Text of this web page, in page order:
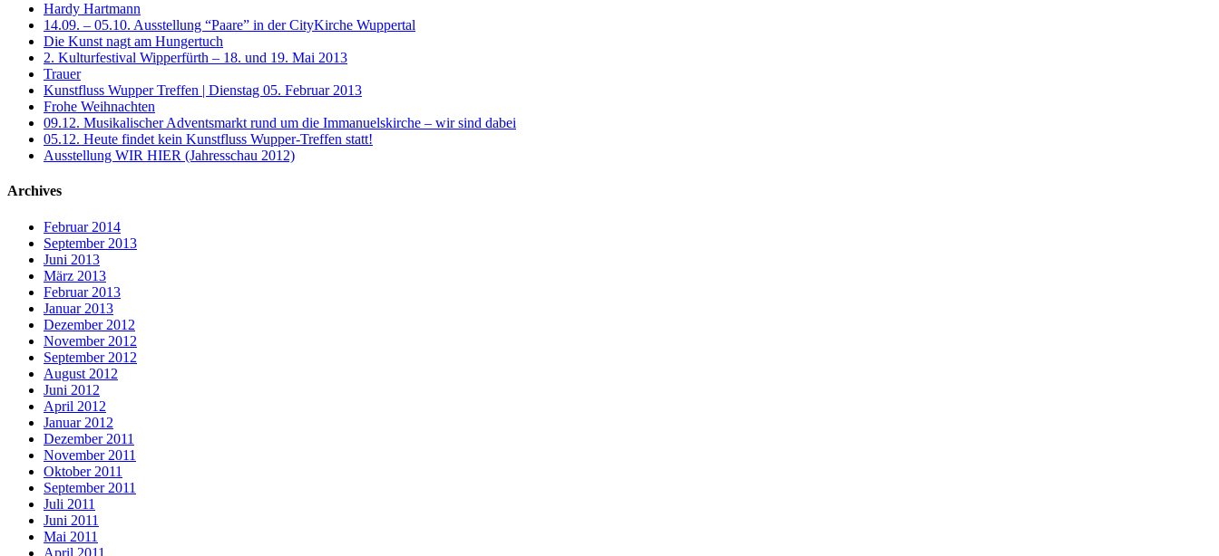
Hardy Hartmann
14.09. – 05.10. Ausstellung “Paare” in der CityKirche Wuppertal
Die Kunst nagt am Hungertuch
2. Kulturfestival Wipperfürth – 18. und 19. Mai 2013
Trauer
Kunstfluss Wupper Treffen | Dienstag 05. Februar 2013
Frohe Weihnachten
09.12. Musikalischer Adventsmarkt rund um die Immanuelskirche – wir sind dabei
05.12. Heute findet kein Kunstfluss Wupper-Treffen statt!
Ausstellung WIR HIER (Jahresschau 2012)
Archives
Februar 2014
September 2013
Juni 2013
März 2013
Februar 2013
Januar 2013
Dezember 2012
November 2012
September 2012
August 2012
Juni 2012
April 2012
Januar 2012
Dezember 2011
November 2011
Oktober 2011
September 2011
Juli 2011
Juni 2011
Mai 2011
April 2011